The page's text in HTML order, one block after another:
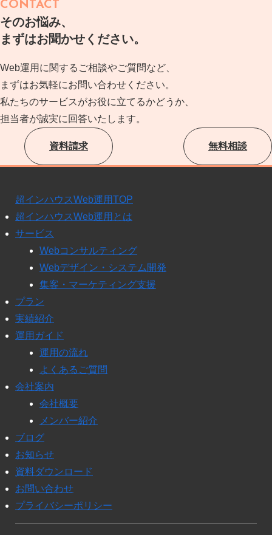
CONTACT
そのお悩み、
まずはお聞かせください。
Web運用に関するご相談やご質問など、
まずはお気軽にお問い合わせください。
私たちのサービスがお役に立てるかどうか、
担当者が誠実に回答いたします。
資料請求 無料相談
超インハウスWeb運用TOP
超インハウスWeb運用とは
サービス
Webコンサルティング
Webデザイン・システム開発
集客・マーケティング支援
プラン
実績紹介
運用ガイド
運用の流れ
よくあるご質問
会社案内
会社概要
メンバー紹介
ブログ
お知らせ
資料ダウンロード
お問い合わせ
プライバシーポリシー